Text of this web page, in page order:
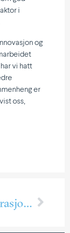
i
og
vi hatt
er
oss,
To generasjoner på jobb for perfekt temperatur